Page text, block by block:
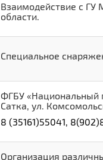
Взаимодействие с ГУ
области.
Специальное
ФГБУ «Национальный
Сатка, ул.
8 (35161)55041,
Организация